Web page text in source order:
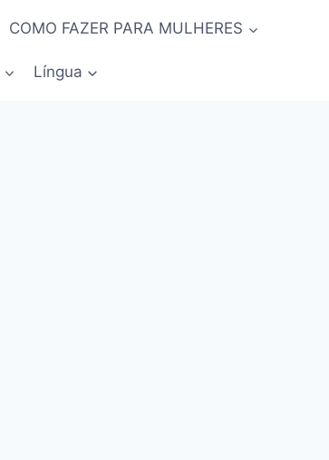
COMO FAZER PARA MULHERES
Língua